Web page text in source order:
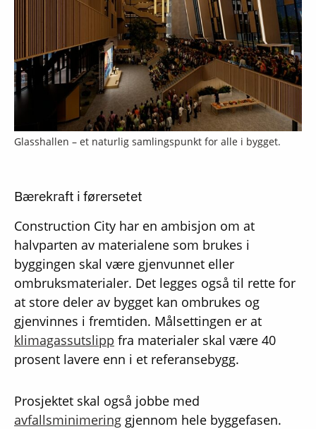
Glasshallen – et naturlig samlingspunkt for alle i bygget.
Bærekraft i førersetet
Construction City har en ambisjon om at
halvparten av materialene som brukes i
byggingen skal være gjenvunnet eller
ombruksmaterialer. Det legges også til rette for
at store deler av bygget kan ombrukes og
gjenvinnes i fremtiden. Målsettingen er at
klimagassutslipp fra materialer skal være 40
prosent lavere enn i et referansebygg.
Prosjektet skal også jobbe med
avfallsminimering gjennom hele byggefasen.